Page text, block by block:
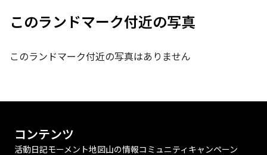
このランドマーク付近の写真
このランドマーク付近の写真はありません
コンテンツ
活動日記モーメント地図山の情報コミュニティ キャンペーン